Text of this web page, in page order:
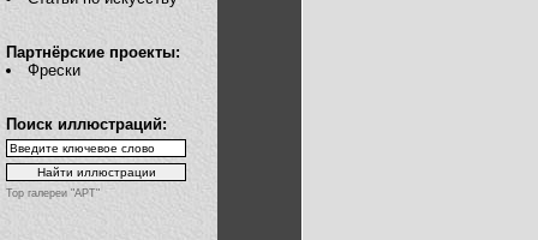
Партнёрские проекты:
Фрески
Поиск иллюстраций:
Top галереи "АРТ"